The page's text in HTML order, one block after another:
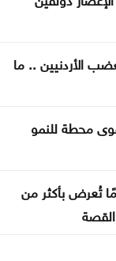
الأردنيين .. ما
محطة للنمو
عمرها أكثر من 50 عامًا تُعرض بأكثر من